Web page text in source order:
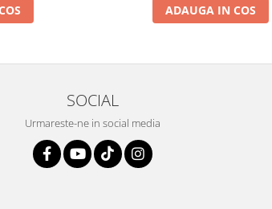
ADAUGA IN COS
SOCIAL
Urmareste-ne in social media